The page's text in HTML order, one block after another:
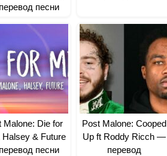
песни
Malone: Die for
Halsey & Future
песни
Post Malone: Cooped
Up ft Roddy Ricch —
перевод